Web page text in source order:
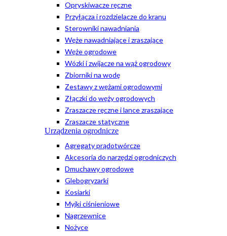
Opryskiwacze ręczne
Przyłącza i rozdzielacze do kranu
Sterowniki nawadniania
Węże nawadniające i zraszające
Węże ogrodowe
Wózki i zwijacze na wąż ogrodowy
Zbiorniki na wodę
Zestawy z wężami ogrodowymi
Złączki do węży ogrodowych
Zraszacze ręczne i lance zraszające
Zraszacze statyczne
Urządzenia ogrodnicze
Agregaty prądotwórcze
Akcesoria do narzędzi ogrodniczych
Dmuchawy ogrodowe
Glebogryzarki
Kosiarki
Myjki ciśnieniowe
Nagrzewnice
Nożyce